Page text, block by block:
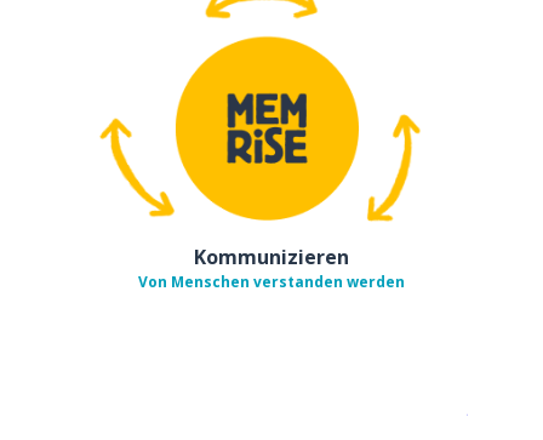
Kommunizieren
Von Menschen verstanden werden